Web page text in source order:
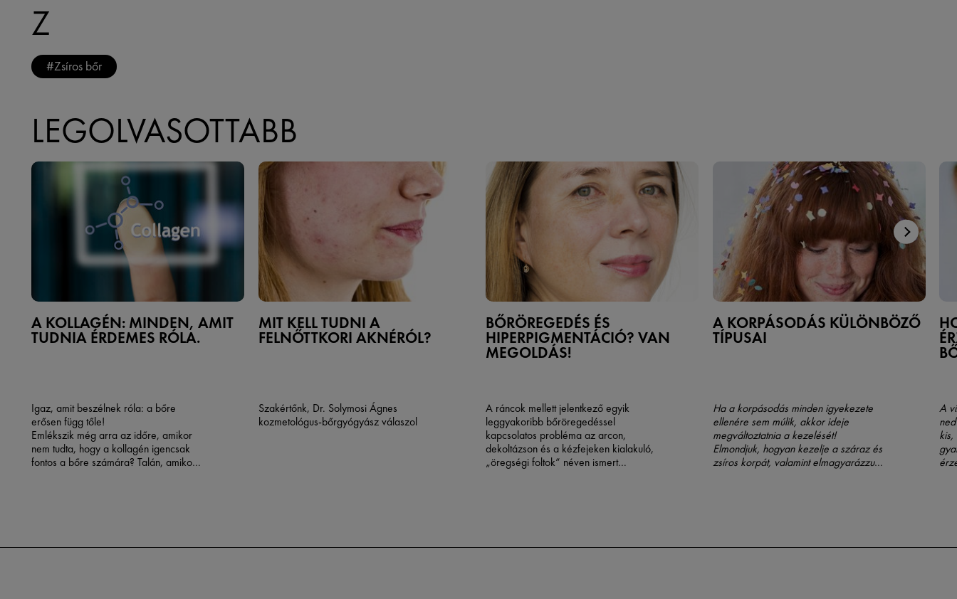
Z
#Zsíros bőr
LEGOLVASOTTABB
A KOLLAGÉN: MINDEN, AMIT
TUDNIA ÉRDEMES RÓLA.
Igaz, amit beszélnek róla: a bőre
erősen függ tőle!
Emlékszik még arra az időre, amikor
nem tudta, hogy a kollagén igencsak
fontos a bőre számára? Talán, amikor
MIT KELL TUDNI A
FELNŐTTKORI AKNÉRÓL?
Szakértőnk, Dr. Solymosi Ágnes
kozmetológus-bőrgyógyász válaszol
BŐRÖREGEDÉS ÉS
HIPERPIGMENTÁCIÓ? VAN
MEGOLDÁS!
A ráncok mellett jelentkező egyik
leggyakoribb bőröregedéssel
kapcsolatos probléma az arcon,
dekoltázson és a kézfejeken kialakuló,
„öregségi foltok“ néven ismert
A KORPÁSODÁS KÜLÖNBÖZŐ
TÍPUSAI
Ha a korpásodás minden igyekezete
ellenére sem múlik, akkor ideje
megváltoztatnia a kezelését!
Elmondjuk, hogyan kezelje a száraz és
zsíros korpát, valamint elmagyarázzuk
A